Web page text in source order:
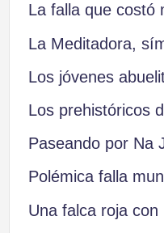
La falla que costó
La Meditadora,
Los jóvenes
Los prehistóricos
Paseando por Na
Polémica falla
Una falca roja